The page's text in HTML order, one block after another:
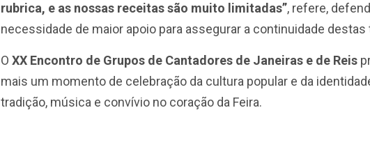
rubrica, e as nossas receitas são muito limitadas”, refere,
necessidade de maior apoio para assegurar a continuidade destas
O XX Encontro de Grupos de Cantadores de Janeiras e de Reis
mais um momento de celebração da cultura popular e da
tradição, música e convívio no coração da Feira.